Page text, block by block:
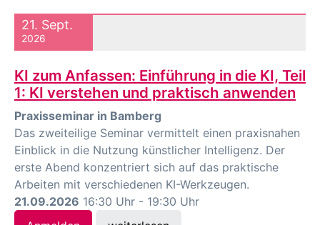
21. Sept.
2026
KI zum Anfassen: Einführung in die KI, Teil
1: KI verstehen und praktisch anwenden
Praxisseminar in Bamberg
Das zweiteilige Seminar vermittelt einen praxisnahen
Einblick in die Nutzung künstlicher Intelligenz. Der
erste Abend konzentriert sich auf das praktische
Arbeiten mit verschiedenen KI-Werkzeugen.
21.09.2026 16:30 Uhr - 19:30 Uhr